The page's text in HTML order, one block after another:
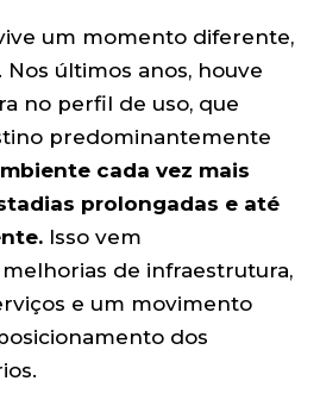
um momento diferente,
últimos anos, houve
no perfil de uso, que
predominantemente
cada vez mais
prolongadas e até
Isso vem
de infraestrutura,
e um movimento
dos